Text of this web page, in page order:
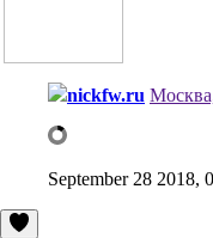
nickfw.ru
September 28 2018,